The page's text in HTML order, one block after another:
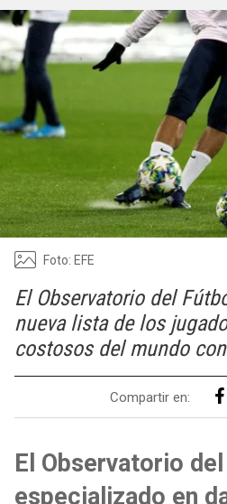
Foto: EFE
El Observatorio del
nueva lista de los
costosos del mundo
Compartir en:
El Observatorio
especializado en